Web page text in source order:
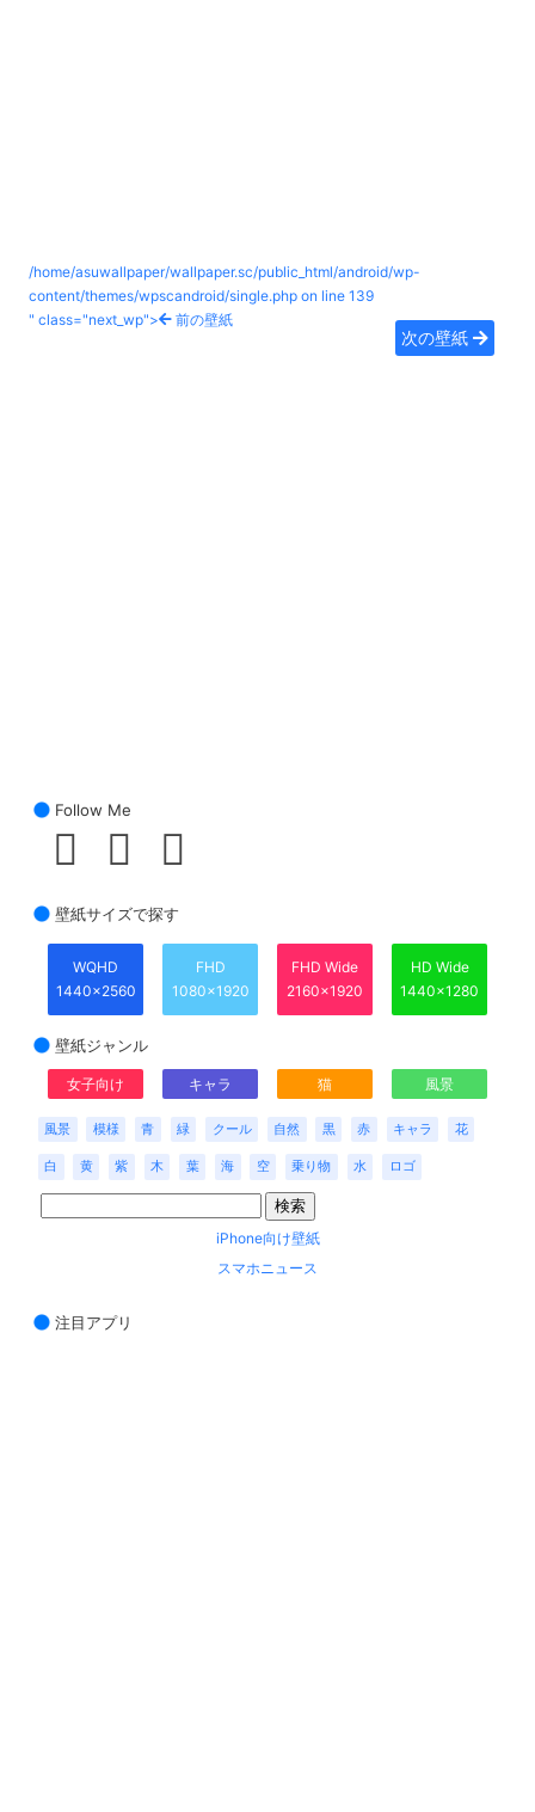
/home/asuwallpaper/wallpaper.sc/public_html/android/wp-
content/themes/wpscandroid/single.php on line 139
" class="next_wp">
前の壁紙
次の壁紙
Follow Me
壁紙サイズで探す
WQHD
1440x2560
FHD
1080x1920
FHD Wide
2160x1920
HD Wide
1440x1280
壁紙ジャンル
女子向け キャラ 猫 風景
風景 模様 青 緑 クール 自然 黒 赤 キャラ 花
白 黄 紫 木 葉 海 空 乗り物 水 ロゴ
iPhone向け壁紙
スマホニュース
注目アプリ